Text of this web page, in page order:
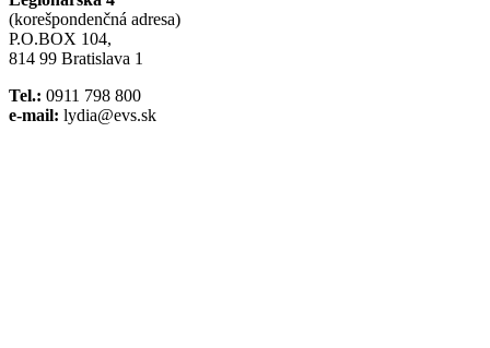
(korešpondenčná adresa)
P.O.BOX 104,
814 99 Bratislava 1
Tel.: 0911 798 800
e-mail: lydia@evs.sk